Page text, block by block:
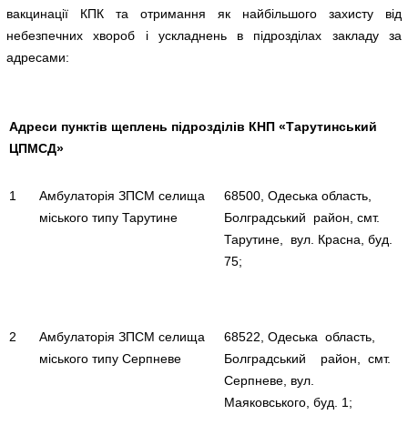
вакцинації КПК та отримання як найбільшого захисту від
небезпечних хвороб і ускладнень в підрозділах закладу за
адресами:
Адреси пунктів щеплень підрозділів КНП «Тарутинський
ЦПМСД»
1
Амбулаторія ЗПСМ селища
міського типу Тарутине
68500, Одеська область,
Болградський район, смт.
Тарутине, вул. Красна, буд.
75;
2
Амбулаторія ЗПСМ селища
міського типу Серпневе
68522, Одеська область,
Болградський район, смт.
Серпневе, вул.
Маяковського, буд. 1;